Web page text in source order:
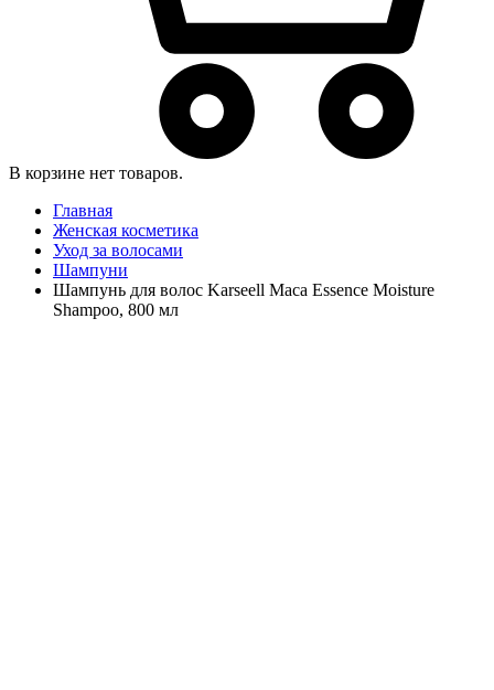
В корзине нет товаров.
Главная
Женская косметика
Уход за волосами
Шампуни
Шампунь для волос Karseell Maca Essence Moisture
Shampoo, 800 мл